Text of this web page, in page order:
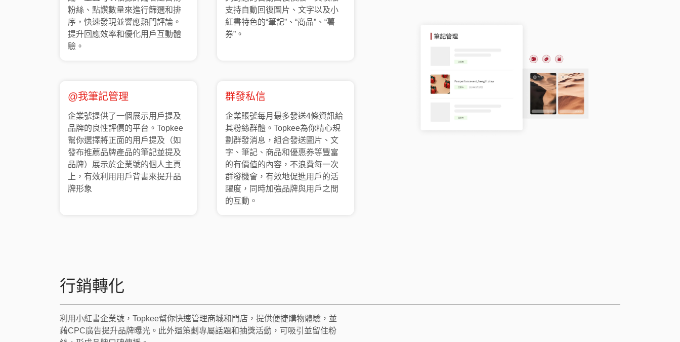
粉絲、點讚數量來進行篩選和排
序，快速發現並響應熱門評論。
提升回應效率和優化用戶互動體
驗。
支持自動回復圖片、文字以及小
紅書特色的“筆記”、“商品”、“薯
券”。
@我筆記管理
企業號提供了一個展示用戶提及
品牌的良性評價的平台。Topkee
幫你選擇將正面的用戶提及（如
發布推薦品牌產品的筆記並提及
品牌）展示於企業號的個人主頁
上，有效利用用戶背書來提升品
牌形象
群發私信
企業賬號每月最多發送4條資訊給
其粉絲群體。Topkee為你精心規
劃群發消息，組合發送圖片、文
字、筆記、商品和優惠券等豐富
的有價值的內容，不浪費每一次
群發機會，有效地促進用戶的活
躍度，同時加強品牌與用戶之間
的互動。
行銷轉化
利用小紅書企業號，Topkee幫你快速管理商城和門店，提供便捷購物體驗，並
藉CPC廣告提升品牌曝光。此外還策劃專屬話題和抽獎活動，可吸引並留住粉